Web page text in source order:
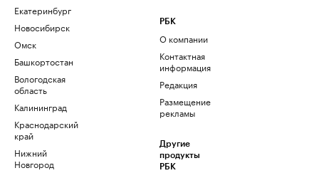
Екатеринбург
Новосибирск
Омск
Башкортостан
Вологодская
область
Калининград
Краснодарский
край
Нижний
Новгород
РБК
О компании
Контактная
информация
Редакция
Размещение
рекламы
Другие
продукты
РБК